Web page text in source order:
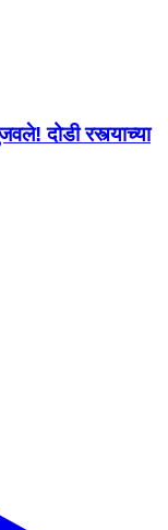
दोडी रस्त्याच्या